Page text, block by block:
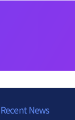
Recent News